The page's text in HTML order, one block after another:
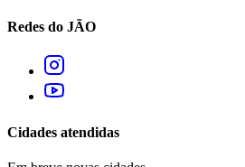
Redes do JÃO
Cidades atendidas